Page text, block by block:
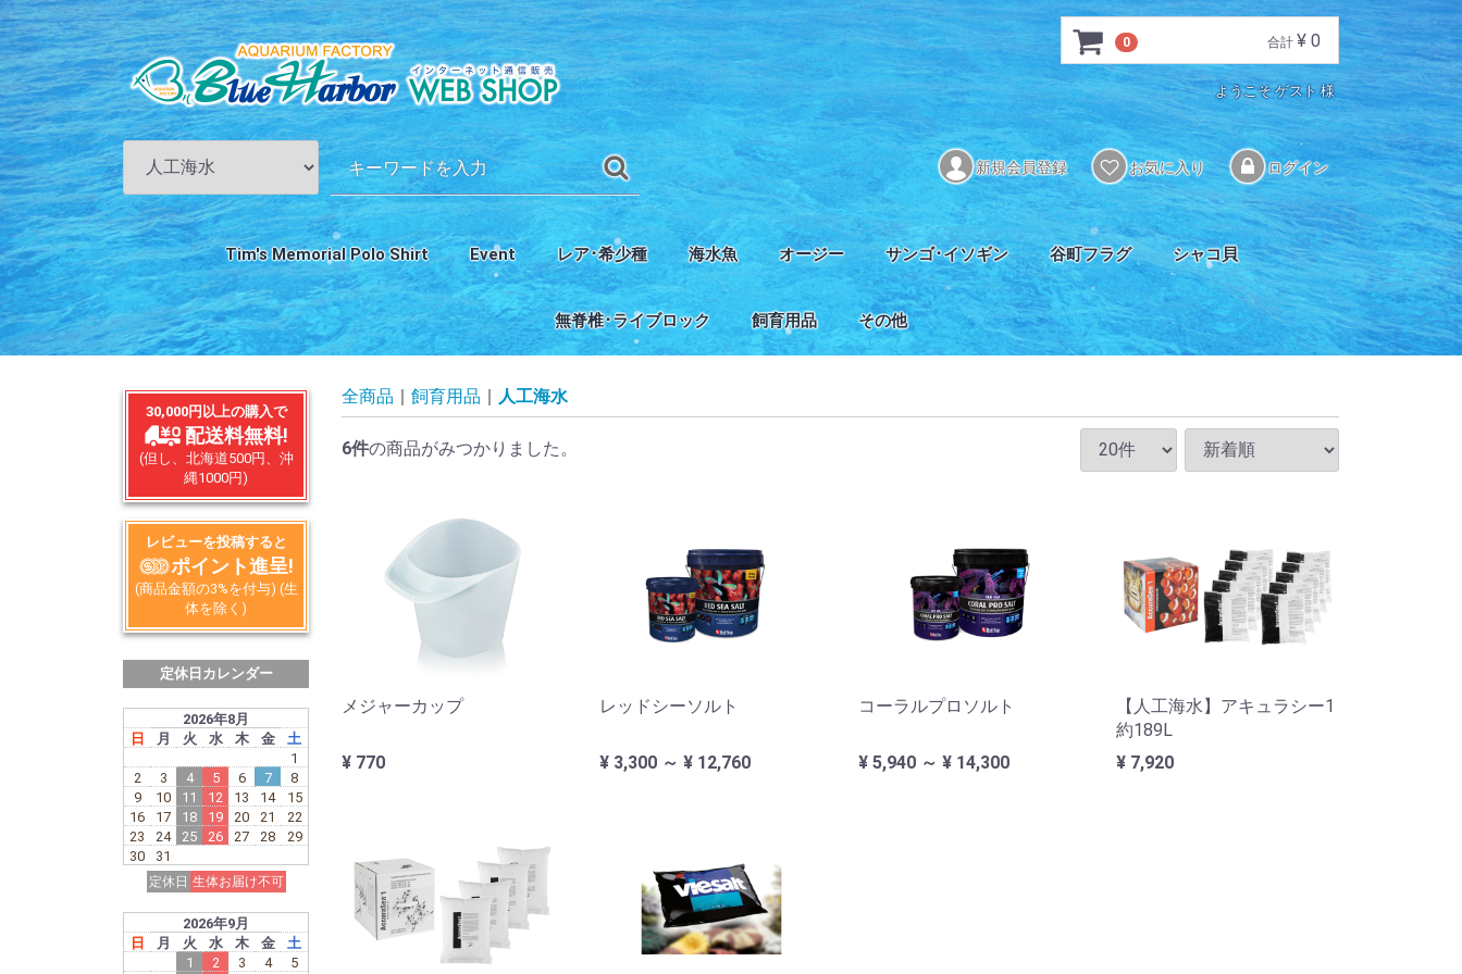
0 合計 ¥ 0
ようこそ ゲスト 様
新規会員登録 お気に入り ログイン
Tim's Memorial Polo Shirt Event
スタジオ完成記念セール
レア･希少種
レアフィッシュ
レアコーラル
海水魚
ヤッコ
チョウチョウウオ類
ハナダイ･バスレット･ベラ類
クマノミ･スズメ類
ハゼ･ギンポ･ジョー類
ハギ･カワハギ･フグ類
タツ･ヨウジウオ類
その他
オージー
オージーミドリイシ
オージーSPS
オージーLPS
オージーソフトコーラル
サンゴ･イソギン
SPS
LPS
ソフトコーラル
イソギンチャク
谷町フラグ
SPS類
LPS類
ソフト類
シャコ貝
無脊椎･ライブロック 飼育用品 その他
全商品 飼育用品 人工海水
6件の商品がみつかりました。
メジャーカップ
¥ 770
レッドシーソルト
¥ 3,300 ～ ¥ 12,760
コーラルプロソルト
¥ 5,940 ～ ¥ 14,300
【人工海水】アキュラシー1
約189L
¥ 7,920
30,000円以上の購入で
配送料無料!
(但し、北海道500円、沖
縄1000円)
レビューを投稿すると
ポイント進呈!
(商品金額の3%を付与) (生
体を除く)
定休日カレンダー
2026年8月
日
月 火 水 木 金
土
1
2
3 4 5 6 7
8
9
10 11 12 13 14
15
16
17 18 19 20 21
22
23
24 25 26 27 28
29
30
31
定休日 生体お届け不可
2026年9月
日
月 火 水 木 金
土
1
2 3 4 5